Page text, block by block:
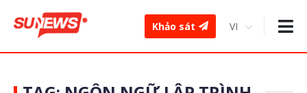
Khảo sát